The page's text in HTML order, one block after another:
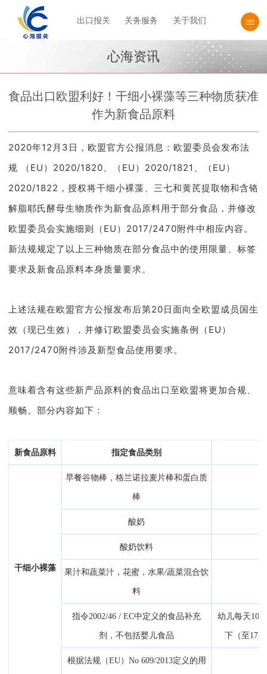
出口报关 关务服务 关于我们
心海资讯
食品出口欧盟利好！干细小裸藻等三种物质获准
作为新食品原料
2020年12月3日，欧盟官方公报消息：欧盟委员会发布法
规 （EU）2020/1820、（EU）2020/1821、（EU）
2020/1822，授权将干细小裸藻、三七和黄芪提取物和含铬
解脂耶氏酵母生物质作为新食品原料用于部分食品，并修改
欧盟委员会实施细则（EU）2017/2470附件中相应内容。
新法规规定了以上三种物质在部分食品中的使用限量、标签
要求及新食品原料本身质量要求。
上述法规在欧盟官方公报发布后第20日面向全欧盟成员国生
效（现已生效），并修订欧盟委员会实施条例（EU）
2017/2470附件涉及新型食品使用要求。
意味着含有这些新产品原料的食品出口至欧盟将更加合规、
顺畅。部分内容如下：
新食品原料 指定食品类别
干细小裸藻
早餐谷物棒，格兰诺拉麦片棒和蛋白质
棒
酸奶
酸奶饮料
果汁和蔬菜汁，花蜜，水果/蔬菜混合饮
料
指令2002/46 / EC中定义的食品补充
剂，不包括婴儿食品
幼儿每天
下（至17
根据法规（EU）No 609/2013定义的用